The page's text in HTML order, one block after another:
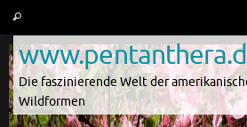
springen
Suchen
Die faszinierende Welt der
Wildformen